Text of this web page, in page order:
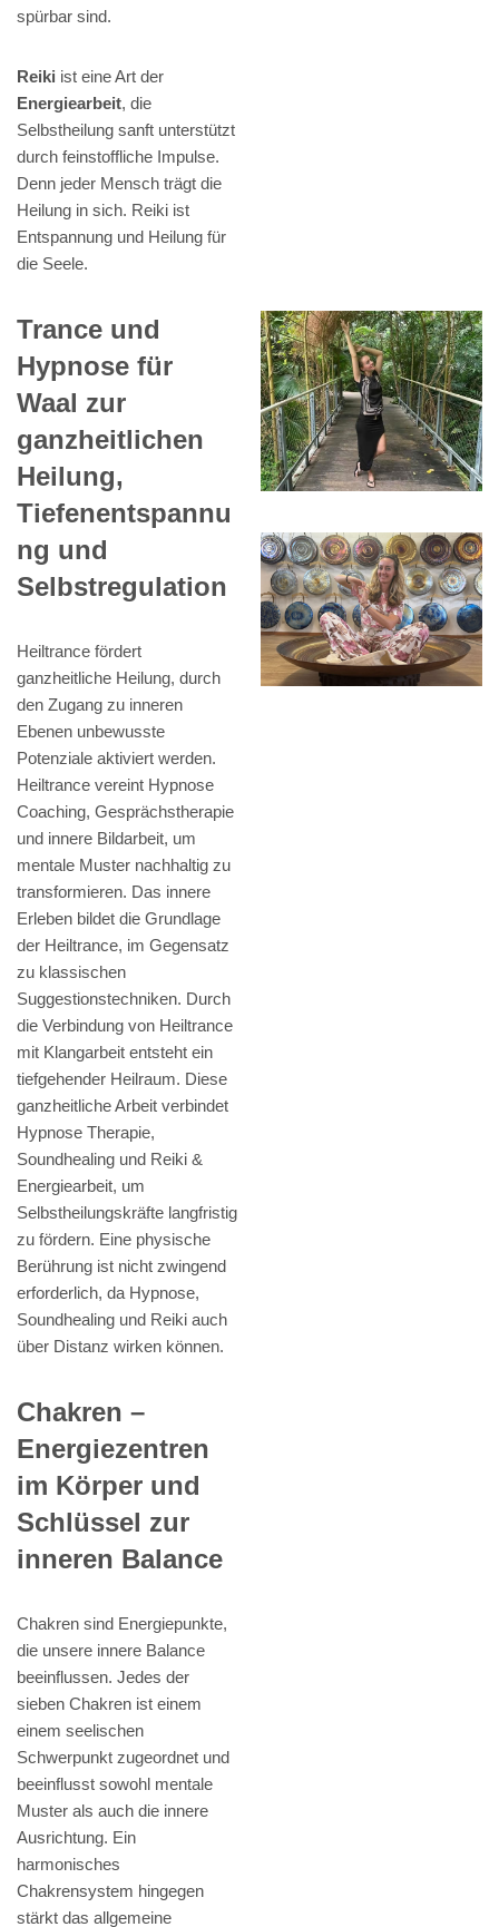
spürbar sind.
Reiki ist eine Art der
Energiearbeit, die
Selbstheilung sanft unterstützt
durch feinstoffliche Impulse.
Denn jeder Mensch trägt die
Heilung in sich. Reiki ist
Entspannung und Heilung für
die Seele.
Trance und
Hypnose für
Waal zur
ganzheitlichen
Heilung,
Tiefenentspannu
ng und
Selbstregulation
Heiltrance fördert
ganzheitliche Heilung, durch
den Zugang zu inneren
Ebenen unbewusste
Potenziale aktiviert werden.
Heiltrance vereint Hypnose
Coaching, Gesprächstherapie
und innere Bildarbeit, um
mentale Muster nachhaltig zu
transformieren. Das innere
Erleben bildet die Grundlage
der Heiltrance, im Gegensatz
zu klassischen
Suggestionstechniken. Durch
die Verbindung von Heiltrance
mit Klangarbeit entsteht ein
tiefgehender Heilraum. Diese
ganzheitliche Arbeit verbindet
Hypnose Therapie,
Soundhealing und Reiki &
Energiearbeit, um
Selbstheilungskräfte langfristig
zu fördern. Eine physische
Berührung ist nicht zwingend
erforderlich, da Hypnose,
Soundhealing und Reiki auch
über Distanz wirken können.
Chakren –
Energiezentren
im Körper und
Schlüssel zur
inneren Balance
Chakren sind Energiepunkte,
die unsere innere Balance
beeinflussen. Jedes der
sieben Chakren ist einem
einem seelischen
Schwerpunkt zugeordnet und
beeinflusst sowohl mentale
Muster als auch die innere
Ausrichtung. Ein
harmonisches
Chakrensystem hingegen
stärkt das allgemeine